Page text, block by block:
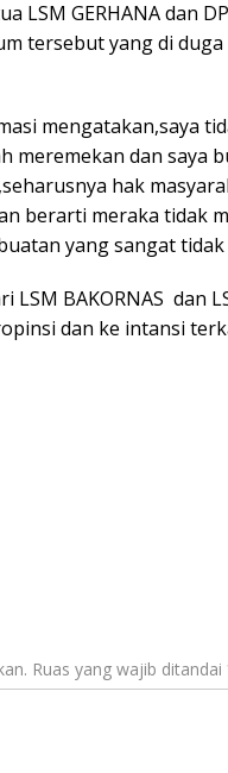
LSM GERHANA dan
tersebut yang di
mengatakan,saya
meremekan dan saya
hak
berarti meraka tidak
yang sangat tidak
LSM BAKORNAS dan
dan ke intansi
Ruas yang wajib ditandai